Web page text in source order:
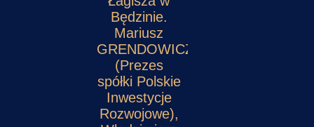
Będzinie.
Mariusz
GRENDOWICZ
(Prezes
spółki Polskie
Inwestycje
Rozwojowe),